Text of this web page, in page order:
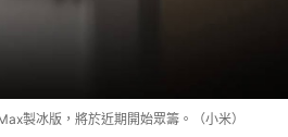
製冰版，將於近期開始眾籌。（小米）